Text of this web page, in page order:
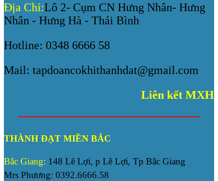
Địa Chỉ:Lô 2- Cụm CN Hưng Nhân- Hưng
Nhân - Hưng Hà - Thái Bình
Hotline: 0348 6666 58
Mail: tapdoancokhithanhdat@gmail.com
Liên kết MXH
THÀNH ĐẠT MIỀN BẮC
Bắc Giang: 148 Lê Lợi, p Lê Lợi, Tp Bắc Giang
Mrs Phương: 0392.6666.58